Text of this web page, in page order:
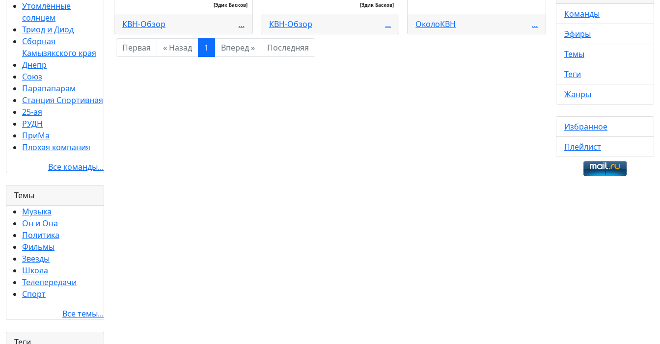
Утомлённые
солнцем
Триод и Диод
Сборная
Камызякского края
Днепр
Союз
Парапапарам
Станция Спортивная
25-ая
РУДН
ПриМа
Плохая компания
Все команды...
Темы
Музыка
Он и Она
Политика
Фильмы
Звезды
Школа
Телепередачи
Спорт
Все темы...
[Эдик Басков]
КВН-Обзор ...
[Эдик Басков]
КВН-Обзор ... ОколоКВН ...
Первая « Назад 1 Вперед » Последняя
Команды
Эфиры
Темы
Теги
Жанры
Избранное
Плейлист